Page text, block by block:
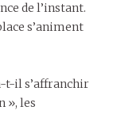
de l’instant.
s’animent
t-il s’affranchir
», les